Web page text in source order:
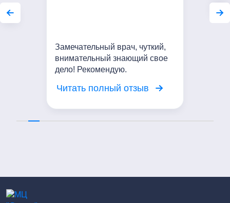
Замечательный врач, чуткий,
внимательный знающий свое
дело! Рекомендую.
Читать полный отзыв